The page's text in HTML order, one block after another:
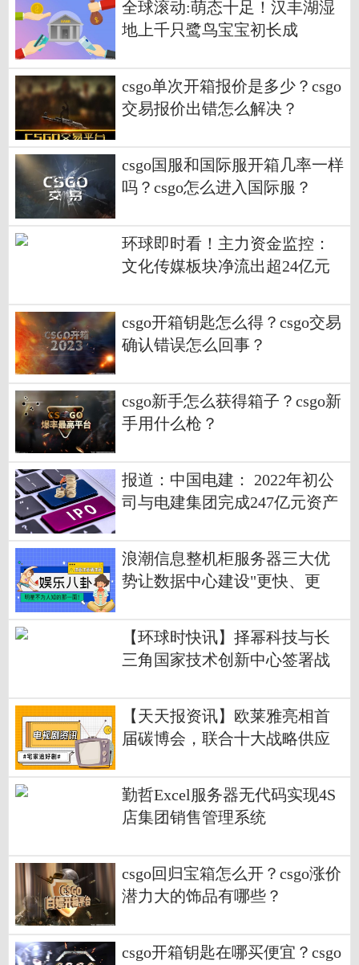
全球滚动:萌态十足！汉丰湖湿
地上千只鹭鸟宝宝初长成
csgo单次开箱报价是多少？csgo
交易报价出错怎么解决？
csgo国服和国际服开箱几率一样
吗？csgo怎么进入国际服？
环球即时看！主力资金监控：
文化传媒板块净流出超24亿元
csgo开箱钥匙怎么得？csgo交易
确认错误怎么回事？
csgo新手怎么获得箱子？csgo新
手用什么枪？
报道：中国电建： 2022年初公
司与电建集团完成247亿元资产
质资产的整体上市
浪潮信息整机柜服务器三大优
势让数据中心建设"更快、更
【环球时快讯】择幂科技与长
三角国家技术创新中心签署战
【天天报资讯】欧莱雅亮相首
届碳博会，联合十大战略供应
勤哲Excel服务器无代码实现4S
店集团销售管理系统
csgo回归宝箱怎么开？csgo涨价
潜力大的饰品有哪些？
csgo开箱钥匙在哪买便宜？csgo